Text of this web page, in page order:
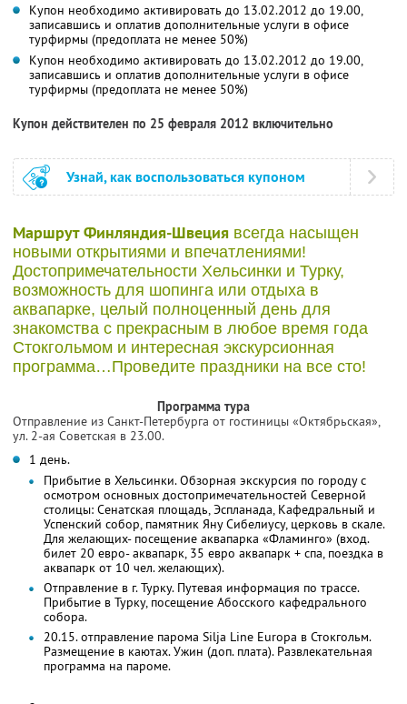
Купон необходимо активировать до 13.02.2012 до 19.00,
записавшись и оплатив дополнительные услуги в офисе
турфирмы (предоплата не менее 50%)
Купон необходимо активировать до 13.02.2012 до 19.00,
записавшись и оплатив дополнительные услуги в офисе
турфирмы (предоплата не менее 50%)
Купон действителен по 25 февраля 2012 включительно
Узнай, как воспользоваться купоном
Маршрут Финляндия-Швеция всегда насыщен
новыми открытиями и впечатлениями!
Достопримечательности Хельсинки и Турку,
возможность для шопинга или отдыха в
аквапарке, целый полноценный день для
знакомства с прекрасным в любое время года
Стокгольмом и интересная экскурсионная
программа…Проведите праздники на все сто!
Программа тура
Отправление из Санкт-Петербурга от гостиницы «Октябрьская»,
ул. 2-ая Советская в 23.00.
1 день.
Прибытие в Хельсинки. Обзорная экскурсия по городу с
осмотром основных достопримечательностей Северной
столицы: Сенатская площадь, Эспланада, Кафедральный и
Успенский собор, памятник Яну Сибелиусу, церковь в скале.
Для желающих- посещение аквапарка «Фламинго» (вход.
билет 20 евро- аквапарк, 35 евро аквапарк + спа, поездка в
аквапарк от 10 чел. желающих).
Отправление в г. Турку. Путевая информация по трассе.
Прибытие в Турку, посещение Абосского кафедрального
собора.
20.15. отправление парома Silja Line Europa в Стокгольм.
Размещение в каютах. Ужин (доп. плата). Развлекательная
программа на пароме.